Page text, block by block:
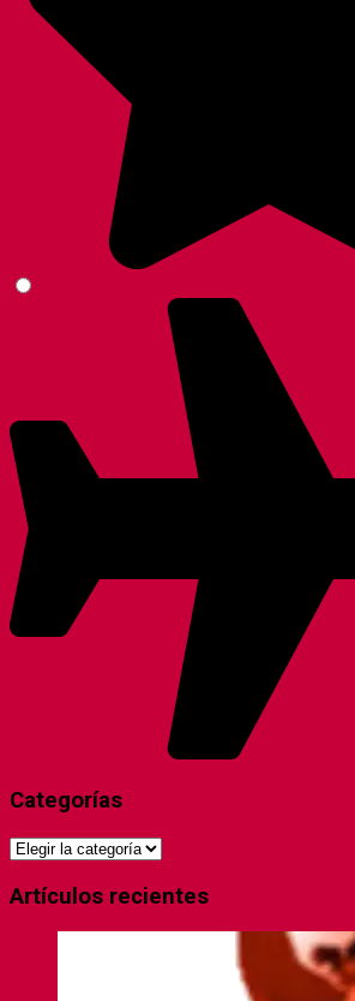
Categorías
Categorías
Artículos recientes